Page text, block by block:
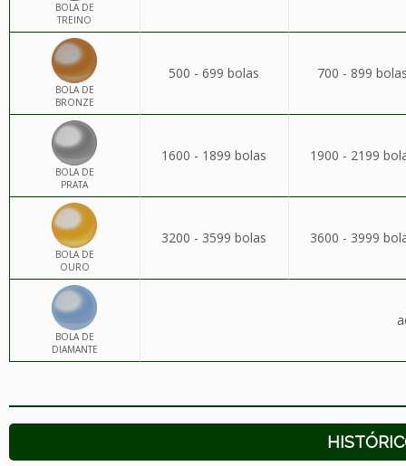
BOLA DE
TREINO
BOLA DE
BRONZE
500 - 699 bolas 700 - 899
BOLA DE
PRATA
1600 - 1899 bolas 1900 - 2199
BOLA DE
OURO
3200 - 3599 bolas 3600 - 3999
BOLA DE
DIAMANTE